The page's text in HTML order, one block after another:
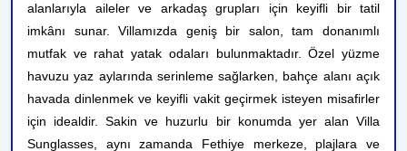
alanlarıyla aileler ve arkadaş grupları için keyifli bir tatil
imkânı sunar. Villamızda geniş bir salon, tam donanımlı
mutfak ve rahat yatak odaları bulunmaktadır. Özel yüzme
havuzu yaz aylarında serinleme sağlarken, bahçe alanı açık
havada dinlenmek ve keyifli vakit geçirmek isteyen misafirler
için idealdir. Sakin ve huzurlu bir konumda yer alan Villa
Sunglasses, aynı zamanda Fethiye merkeze, plajlara ve